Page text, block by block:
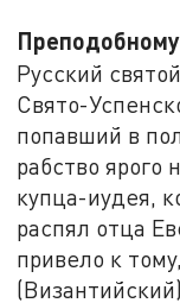
Русский святой
Свято-
попавший в
рабство ярого
купца-иудея,
распял отца
привело к